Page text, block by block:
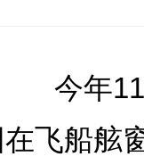
今年
在飞船舷